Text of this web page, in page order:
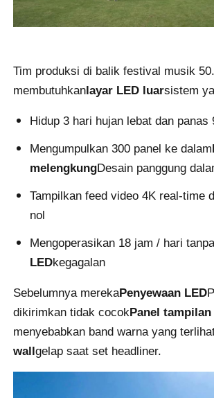
Kasus
Minta Penawaran Harga
Tampilan Dinding Video LED
Layar layar LED
layar dipimpin konser
Sewa layar LED panggung
Dinding video LED COB
Tim produksi di balik festival musik
membutuhkanlayar LED luarsistem
Hidup 3 hari hujan lebat dan panas
Mengumpulkan 300 panel ke dalam
melengkungDesain panggung
Tampilkan feed video 4K real-time
nol
Mengoperasikan 18 jam / hari tanpa
LEDkegagalan
Sebelumnya merekaPenyewaan LED
dikirimkan tidak cocokPanel tampilan
menyebabkan band warna yang
wallgelap saat set headliner.